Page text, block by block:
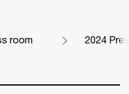
room 2024